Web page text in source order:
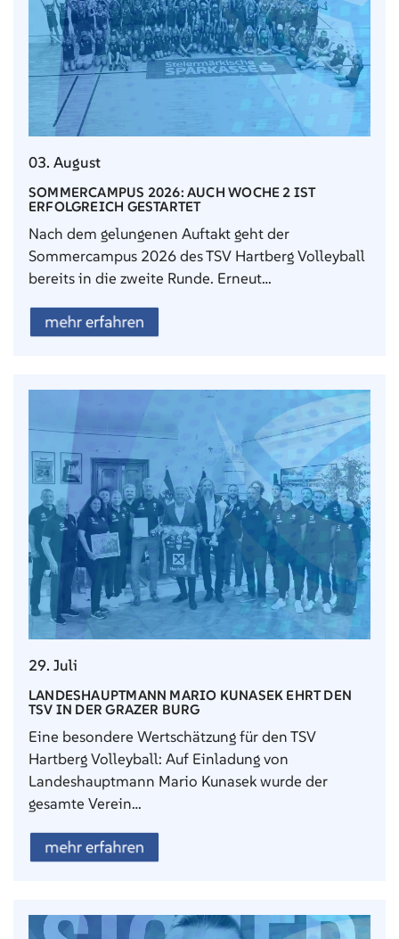
03. August
SOMMERCAMPUS 2026: AUCH WOCHE 2 IST
ERFOLGREICH GESTARTET
Nach dem gelungenen Auftakt geht der
Sommercampus 2026 des TSV Hartberg Volleyball
bereits in die zweite Runde. Erneut…
mehr erfahren
29. Juli
LANDESHAUPTMANN MARIO KUNASEK EHRT DEN
TSV IN DER GRAZER BURG
Eine besondere Wertschätzung für den TSV
Hartberg Volleyball: Auf Einladung von
Landeshauptmann Mario Kunasek wurde der
gesamte Verein…
mehr erfahren